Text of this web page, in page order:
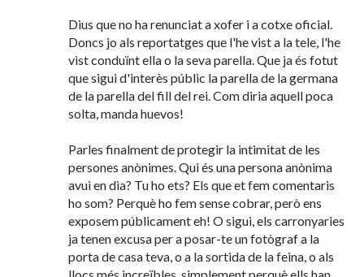
Dius que no ha renunciat a xofer i a cotxe oficial.
Doncs jo als reportatges que l'he vist a la tele, l'he
vist conduïnt ella o la seva parella. Que ja és fotut
que sigui d'interès públic la parella de la germana
de la parella del fill del rei. Com diria aquell poca
solta, manda huevos!
Parles finalment de protegir la intimitat de les
persones anònimes. Qui és una persona anònima
avui en dia? Tu ho ets? Els que et fem comentaris
ho som? Perquè ho fem sense cobrar, però ens
exposem públicament eh! O sigui, els carronyaries
ja tenen excusa per a posar-te un fotògraf a la
porta de casa teva, o a la sortida de la feina, o als